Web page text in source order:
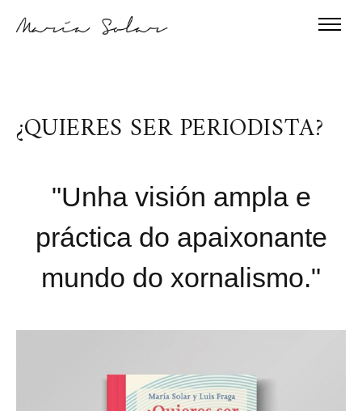
¿QUIERES SER PERIODISTA?
"Unha visión ampla e
práctica do apaixonante
mundo do xornalismo."